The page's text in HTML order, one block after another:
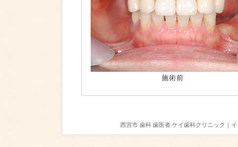
施術前
西宮市 歯科 歯医者 ケイ歯科クリニック｜